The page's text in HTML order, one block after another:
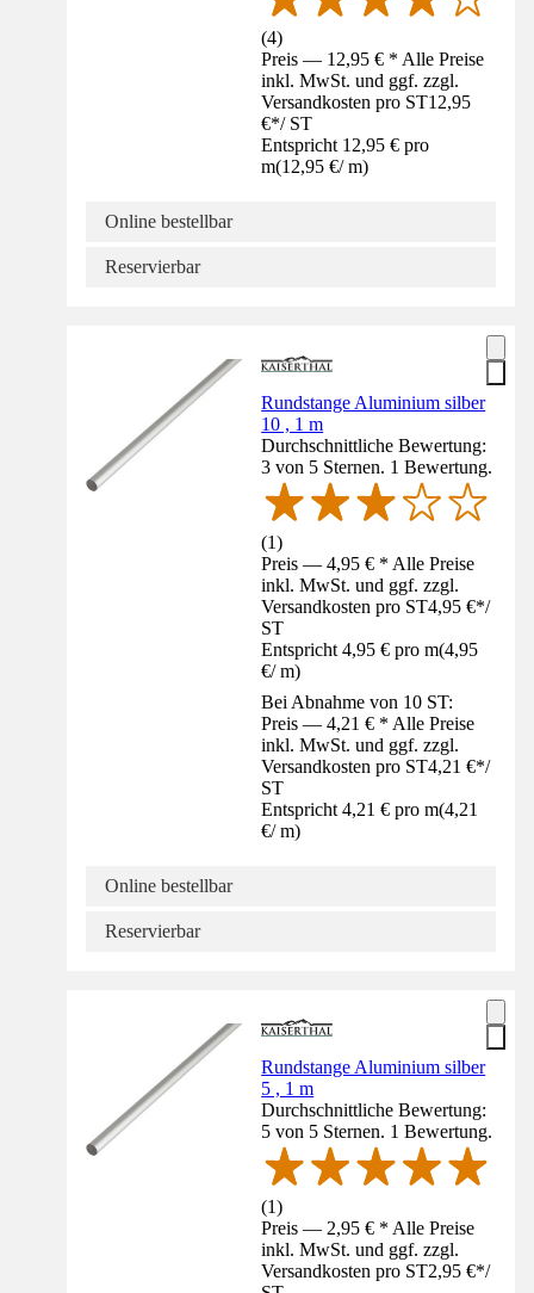
(4)
Preis — 12,95 € * Alle Preise
inkl. MwSt. und ggf. zzgl.
Versandkosten pro ST12,95
€*/ ST
Entspricht 12,95 € pro
m(12,95 €/ m)
Online bestellbar
Reservierbar
Rundstange Aluminium silber
10 , 1 m
Durchschnittliche Bewertung:
3 von 5 Sternen. 1 Bewertung.
(1)
Preis — 4,95 € * Alle Preise
inkl. MwSt. und ggf. zzgl.
Versandkosten pro ST4,95 €*/
ST
Entspricht 4,95 € pro m(4,95
€/ m)
Bei Abnahme von 10 ST:
Preis — 4,21 € * Alle Preise
inkl. MwSt. und ggf. zzgl.
Versandkosten pro ST4,21 €*/
ST
Entspricht 4,21 € pro m(4,21
€/ m)
Online bestellbar
Reservierbar
Rundstange Aluminium silber
5 , 1 m
Durchschnittliche Bewertung:
5 von 5 Sternen. 1 Bewertung.
(1)
Preis — 2,95 € * Alle Preise
inkl. MwSt. und ggf. zzgl.
Versandkosten pro ST2,95 €*/